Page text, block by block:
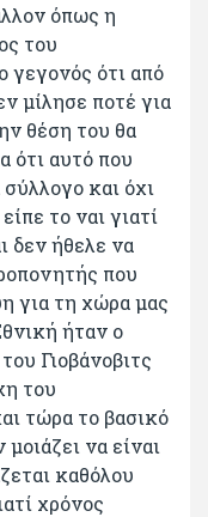
όπως η
του
γεγονός ότι από
μίλησε ποτέ για
θέση του θα
ότι αυτό που
και όχι
το ναι γιατί
δεν ήθελε να
που
για τη χώρα μας
ήταν ο
Γιοβάνοβιτς
του
τώρα το βασικό
να είναι
καθόλου
χρόνος